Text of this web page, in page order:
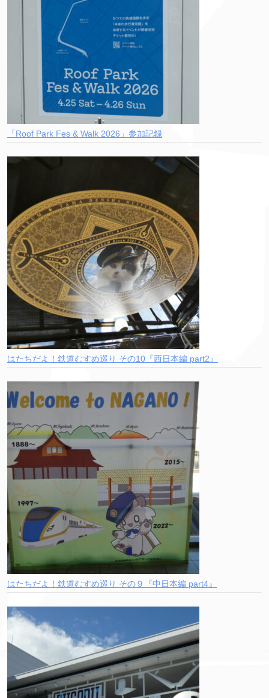
「Roof Park Fes & Walk 2026」参加記録
はたちだよ！鉄道むすめ巡り その10『西日本編 part2』
はたちだよ！鉄道むすめ巡り その９『中日本編 part4』